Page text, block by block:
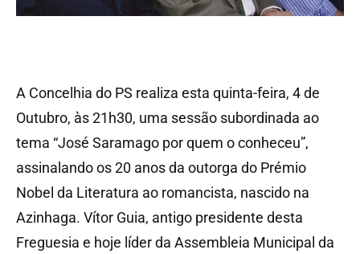
A Concelhia do PS realiza esta quinta-feira, 4 de
Outubro, às 21h30, uma sessão subordinada ao
tema “José Saramago por quem o conheceu”,
assinalando os 20 anos da outorga do Prémio
Nobel da Literatura ao romancista, nascido na
Azinhaga. Vítor Guia, antigo presidente desta
Freguesia e hoje líder da Assembleia Municipal da